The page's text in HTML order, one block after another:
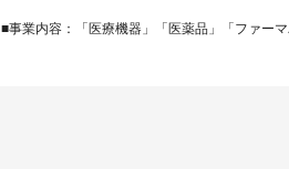
■事業内容：「医療機器」「医薬品」「ファー